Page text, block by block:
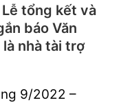
tổng kết và
báo Văn
là nhà tài trợ
9/2022 –